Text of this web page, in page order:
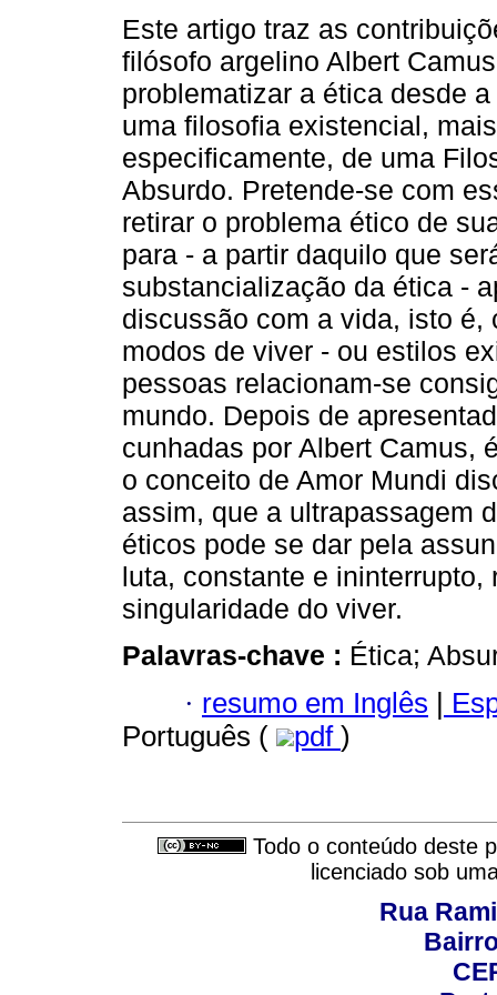
Este artigo traz as
filósofo argelino Albert
problematizar a ética desde
uma filosofia existencial, mais
especificamente, de uma
Absurdo. Pretende-se com
retirar o problema ético de
para - a partir daquilo que
substancialização da ética -
discussão com a vida, isto
modos de viver - ou estilos
pessoas relacionam-se
mundo. Depois de
cunhadas por Albert Camus,
o conceito de Amor Mundi
assim, que a ultrapassagem
éticos pode se dar pela
luta, constante e
singularidade do viver.
Palavras-chave : Ética;
· resumo em Inglês |
Português (
pdf )
Todo o conteúdo deste
licenciado sob
Rua